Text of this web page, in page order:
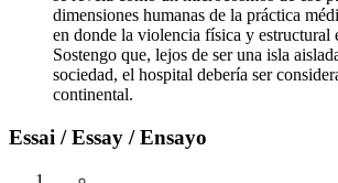
dimensiones humanas de la práctica
en donde la violencia física y estructural
Sostengo que, lejos de ser una isla
sociedad, el hospital debería ser
continental.
Essai / Essay / Ensayo